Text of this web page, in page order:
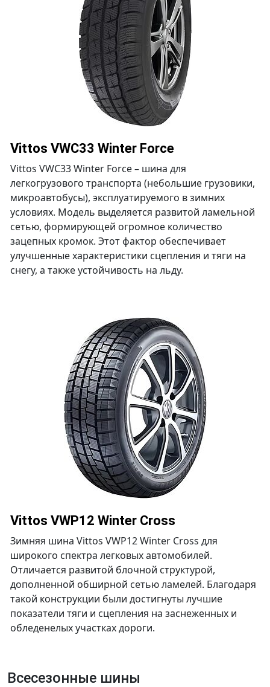
Vittos VWC33 Winter Force
Vittos VWC33 Winter Force – шина для
легкогрузового транспорта (небольшие грузовики,
микроавтобусы), эксплуатируемого в зимних
условиях. Модель выделяется развитой ламельной
сетью, формирующей огромное количество
зацепных кромок. Этот фактор обеспечивает
улучшенные характеристики сцепления и тяги на
снегу, а также устойчивость на льду.
Vittos VWP12 Winter Cross
Зимняя шина Vittos VWP12 Winter Cross для
широкого спектра легковых автомобилей.
Отличается развитой блочной структурой,
дополненной обширной сетью ламелей. Благодаря
такой конструкции были достигнуты лучшие
показатели тяги и сцепления на заснеженных и
обледенелых участках дороги.
Всесезонные шины